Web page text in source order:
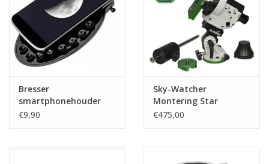
Merken
Bresser
smartphonehouder
voor telescopen met
€9,90
Sky-Watcher
Montering Star
Adventurer 2i Wi-Fi
€475,00